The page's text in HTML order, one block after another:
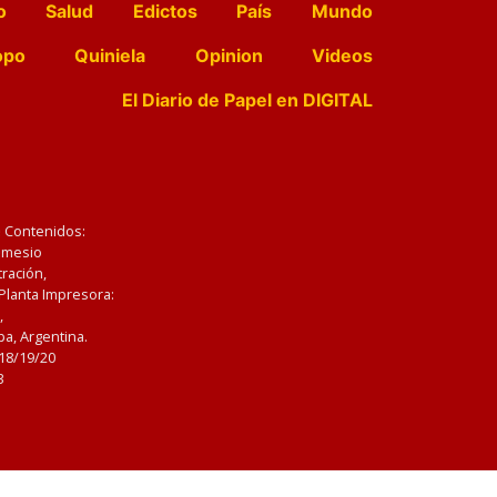
Salud Edictos País
Mundo
Quiniela Opinion
Videos
El Diario de Papel en DIGITAL
Impresora:
Argentina.
19/20